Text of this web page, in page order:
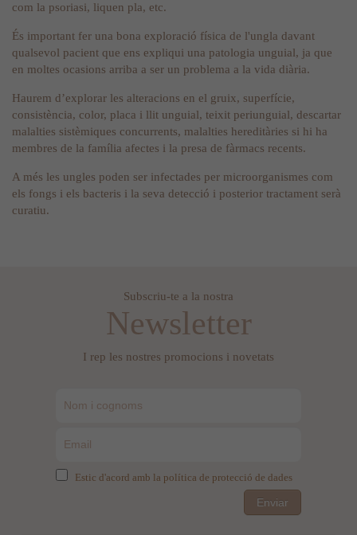
com la psoriasi, liquen pla, etc.
És important fer una bona exploració física de l'ungla davant
qualsevol pacient que ens expliqui una patologia unguial, ja que
en moltes ocasions arriba a ser un problema a la vida diària.
Haurem d’explorar les alteracions en el gruix, superfície,
consistència, color, placa i llit unguial, teixit periunguial, descartar
malalties sistèmiques concurrents, malalties hereditàries si hi ha
membres de la família afectes i la presa de fàrmacs recents.
A més les ungles poden ser infectades per microorganismes com
els fongs i els bacteris i la seva detecció i posterior tractament serà
curatiu.
Subscriu-te a la nostra
Newsletter
I rep les nostres promocions i novetats
Estic d'acord amb la política de protecció de dades
Enviar